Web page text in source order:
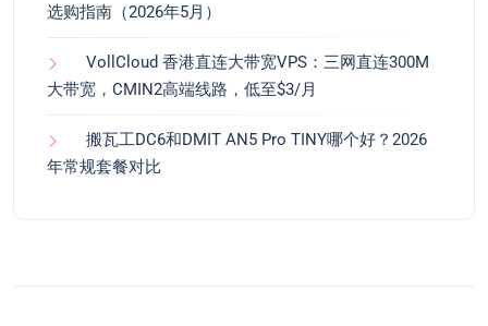
选购指南（2026年5月）
VollCloud 香港直连大带宽VPS：三网直连300M
大带宽，CMIN2高端线路，低至$3/月
搬瓦工DC6和DMIT AN5 Pro TINY哪个好？2026
年常规套餐对比